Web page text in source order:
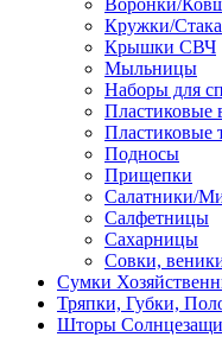
Воронки/
Кружки/
Крышки СВЧ
Мыльницы
Наборы для
Пластиковые
Пластиковые
Подносы
Прищепки
Салатники/
Салфетницы
Сахарницы
Совки,
Сумки
Тряпки, Губки,
Шторы